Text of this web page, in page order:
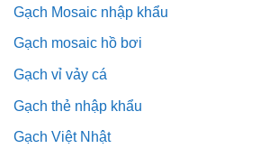
Gạch Mosaic nhập khẩu
Gạch mosaic hồ bơi
Gạch vỉ vảy cá
Gạch thẻ nhập khẩu
Gạch Việt Nhật